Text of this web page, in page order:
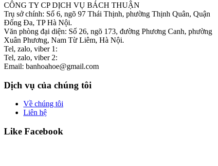
CÔNG TY CP DỊCH VỤ BÁCH THUẬN
Trụ sở chính: Số 6, ngõ 97 Thái Thịnh, phường Thịnh Quân, Quận
Đống Đa, TP Hà Nội.
Văn phòng đại diện: Số 26, ngõ 173, đường Phương Canh, phường
Xuân Phương, Nam Từ Liêm, Hà Nội.
Tel, zalo, viber 1:
Tel, zalo, viber 2:
Email: banhoahoe@gmail.com
Dịch vụ của chúng tôi
Về chúng tôi
Liên hệ
Like Facebook